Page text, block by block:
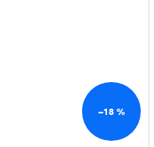
–18 %